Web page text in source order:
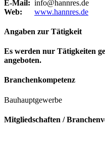
E-Mail: info@hannres.de
Web:
www.hannres.de
Angaben zur Tätigkeit
Es werden nur Tätigkeiten
angeboten.
Branchenkompetenz
Bauhauptgewerbe
Mitgliedschaften /